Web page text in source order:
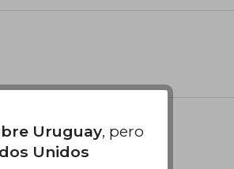
Uruguay, pero
Unidos